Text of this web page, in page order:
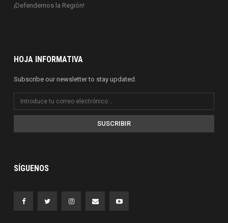
¡Defendemos la Región!
HOJA INFORMATIVA
Subscribe our newsletter to stay updated.
SUSCRIBIR
SÍGUENOS